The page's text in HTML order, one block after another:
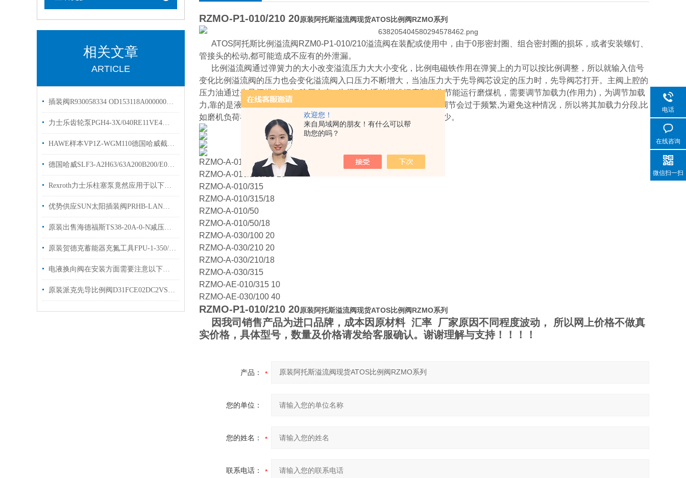
欢迎您！
来自局域网的朋友！有什么可以帮
助您的吗？
相关文章
ARTICLE
插装阀R930058334 OD153118A000000力士乐原装
力士乐齿轮泵PGH4-3X/040RE11VE4订货号901147108资料
HAWE样本VP1Z-WGM110德国哈威截止换向阀现货供应
德国哈威SLF3-A2H63/63A200B200/E0多路阀阀片原装出售
Rexroth力士乐柱塞泵竟然应用于以下几大领域
优势供应SUN太阳插装阀PRHB-LAN电磁阀原装现货
原装出售海德福斯TS38-20A-0-N减压阀HYDRAFORCE
原装贺德克蓄能器充氮工具FPU-1-350/250F4出售
电液换向阀在安装方面需要注意以下事项
原装派克先导比例阀D31FCE02DC2VS7 PARKER派克现货
RZMO-P1-010/210 20原装阿托斯溢流阀现货ATOS比例阀RZMO系列
ATOS阿托斯比例溢流阀RZM0-P1-010/210溢流阀在装配或使用中，由于0形密封圈、组合密封圈的损坏，或者安装螺钉、
管接头的松动,都可能造成不应有的外泄漏。
比例溢流阀通过弹簧力的大小改变溢流压力大大小变化，比例电磁铁作用在弹簧上的力可以按比例调整，所以就输入信号
变化比例溢流阀的压力也会变化溢流阀入口压力不断增大，当油压力大于先导阀芯设定的压力时，先导阀芯打开。主阀上腔的
压力油通过先导阀排走，上 腔压力变...为得到合适的煤粉细度和优化节能运行磨煤机，需要调节加载力(作用力)，为调节加载
力,靠的是液压油系统,液压油油压。磨机负荷变化小而频繁时，油压调节会过于频繁,为避免这种情况，所以将其加载力分段,比
如磨机负荷在0到25%时，加载力是多少，25%-50%时，加载力是多少。
RZMO-A-010/210
RZMO-A-010/210/18 20
RZMO-A-010/315
RZMO-A-010/315/18
RZMO-A-010/50
RZMO-A-010/50/18
RZMO-A-030/100 20
RZMO-A-030/210 20
RZMO-A-030/210/18
RZMO-A-030/315
RZMO-AE-010/315 10
RZMO-AE-030/100 40
RZMO-P1-010/210 20原装阿托斯溢流阀现货ATOS比例阀RZMO系列
因我司销售产品为进口品牌，成本因原材料 汇率 厂家原因不同程度波动， 所以网上价格不做真
实价格，具体型号，数量及价格请发给客服确认。谢谢理解与支持！！！！
产品：
您的单位：
您的姓名：
联系电话：
电话
在线咨询
微信扫一扫